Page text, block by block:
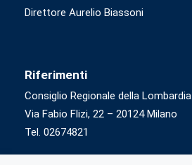
Direttore Aurelio Biassoni
Riferimenti
Consiglio Regionale della Lombardia
Via Fabio Flizi, 22 – 20124 Milano
Tel. 02674821